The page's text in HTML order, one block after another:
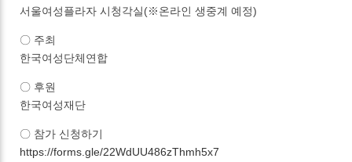
서울여성플라자 시청각실(※온라인 생중계 예정)
〇 주최
한국여성단체연합
〇 후원
한국여성재단
〇 참가 신청하기
https://forms.gle/22WdUU486zThmh5x7